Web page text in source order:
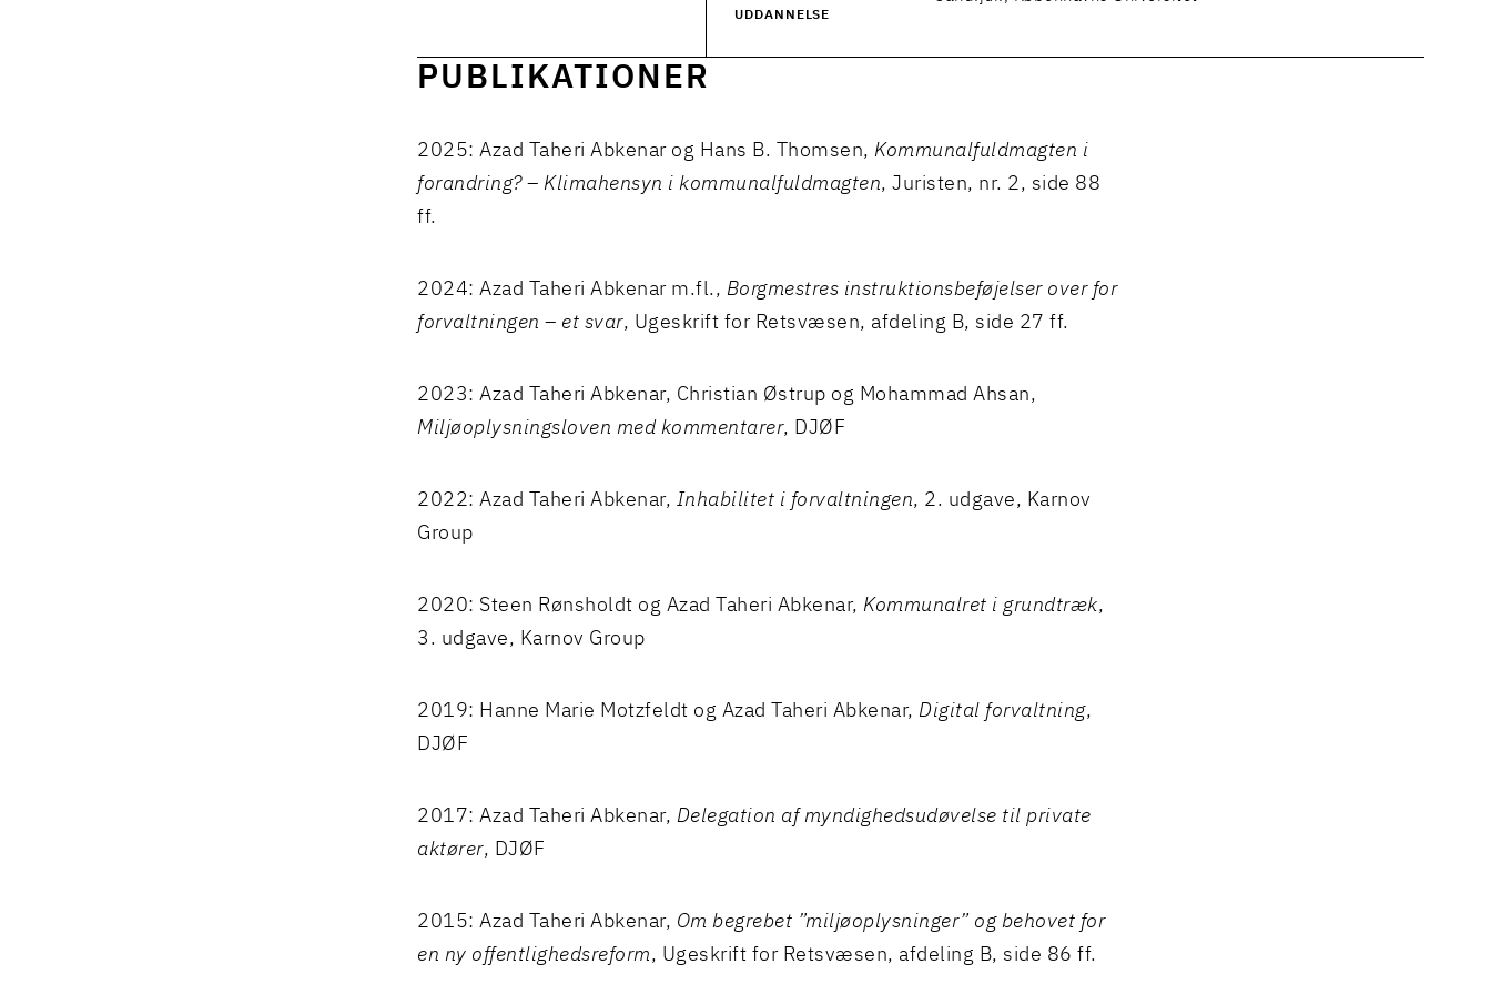
UDDANNELSE
PUBLIKATIONER
2025: Azad Taheri Abkenar og Hans B. Thomsen, Kommunalfuldmagten i
forandring? – Klimahensyn i kommunalfuldmagten, Juristen, nr. 2, side 88
ff.
2024: Azad Taheri Abkenar m.fl., Borgmestres instruktionsbeføjelser over for
forvaltningen – et svar, Ugeskrift for Retsvæsen, afdeling B, side 27 ff.
2023: Azad Taheri Abkenar, Christian Østrup og Mohammad Ahsan,
Miljøoplysningsloven med kommentarer, DJØF
2022: Azad Taheri Abkenar, Inhabilitet i forvaltningen, 2. udgave, Karnov
Group
2020: Steen Rønsholdt og Azad Taheri Abkenar, Kommunalret i grundtræk,
3. udgave, Karnov Group
2019: Hanne Marie Motzfeldt og Azad Taheri Abkenar, Digital forvaltning,
DJØF
2017: Azad Taheri Abkenar, Delegation af myndighedsudøvelse til private
aktører, DJØF
2015: Azad Taheri Abkenar, Om begrebet ”miljøoplysninger” og behovet for
en ny offentlighedsreform, Ugeskrift for Retsvæsen, afdeling B, side 86 ff.